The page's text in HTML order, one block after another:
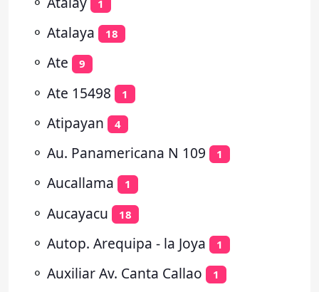
1
⚬ Atalaya 18
⚬ Ate 9
⚬ Ate 15498 1
⚬ Atipayan 4
⚬ Au. Panamericana N 109 1
⚬ Aucallama 1
⚬ Aucayacu 18
⚬ Autop. Arequipa - la Joya 1
⚬ Auxiliar Av. Canta Callao 1